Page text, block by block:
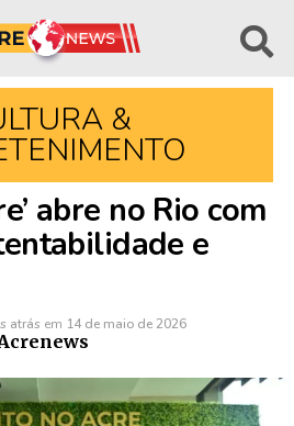
&
abre no Rio com
e
atrás em 14 de maio de 2026